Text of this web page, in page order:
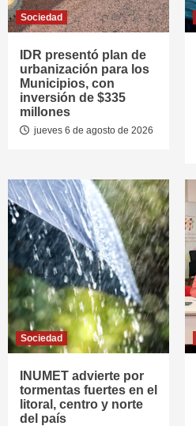
Sociedad
IDR presentó plan de
urbanización para los
Municipios, con
inversión de $335
millones
jueves 6 de agosto de 2026
Sociedad
INUMET advierte por
tormentas fuertes en el
litoral, centro y norte
del país